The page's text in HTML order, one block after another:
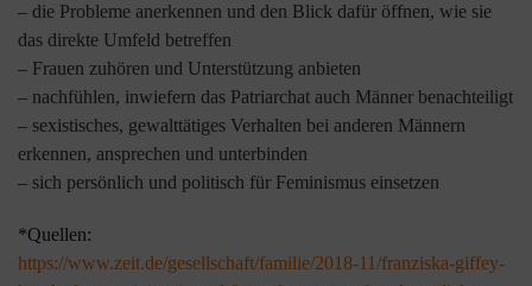
– die Probleme anerkennen und den Blick dafür öffnen, wie sie
das direkte Umfeld betreffen
– Frauen zuhören und Unterstützung anbieten
– nachfühlen, inwiefern das Patriarchat auch Männer benachteiligt
– sexistisches, gewalttätiges Verhalten bei anderen Männern
erkennen, ansprechen und unterbinden
– sich persönlich und politisch für Feminismus einsetzen
*Quellen:
https://www.zeit.de/gesellschaft/familie/2018-11/franziska-giffey-